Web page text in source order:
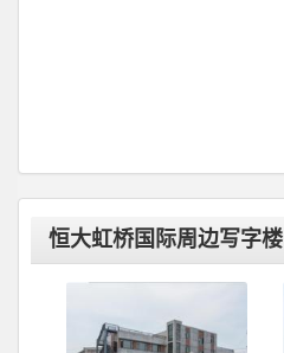
恒大虹桥国际周边写字楼